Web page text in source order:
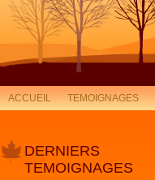
ACCUEIL TEMOIGNAGES
DERNIERS
TEMOIGNAGES